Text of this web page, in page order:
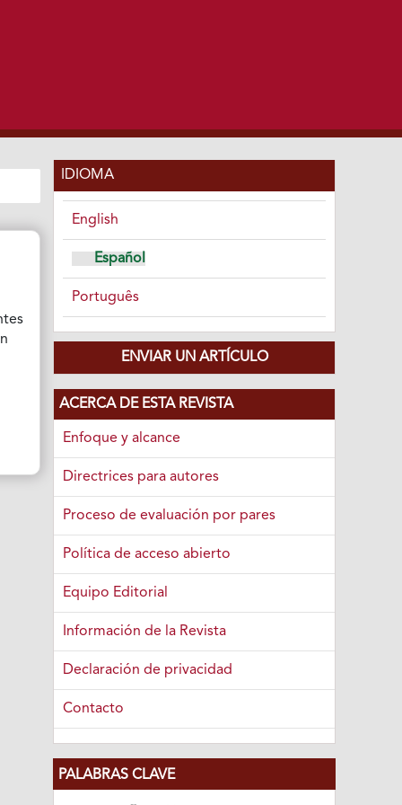
IDIOMA
English
Español
Português
ENVIAR UN ARTÍCULO
ACERCA DE ESTA REVISTA
Enfoque y alcance
Directrices para autores
Proceso de evaluación por pares
Política de acceso abierto
Equipo Editorial
Información de la Revista
Declaración de privacidad
Contacto
PALABRAS CLAVE